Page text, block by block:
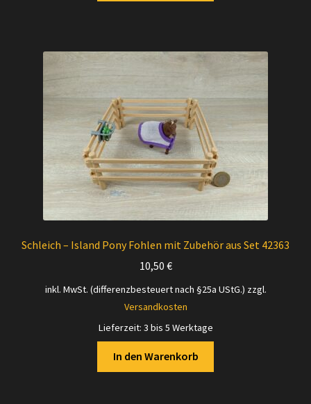
Schleich – Island Pony Fohlen mit Zubehör aus Set 42363
10,50 €
inkl. MwSt. (differenzbesteuert nach §25a UStG.) zzgl.
Versandkosten
Lieferzeit: 3 bis 5 Werktage
In den Warenkorb